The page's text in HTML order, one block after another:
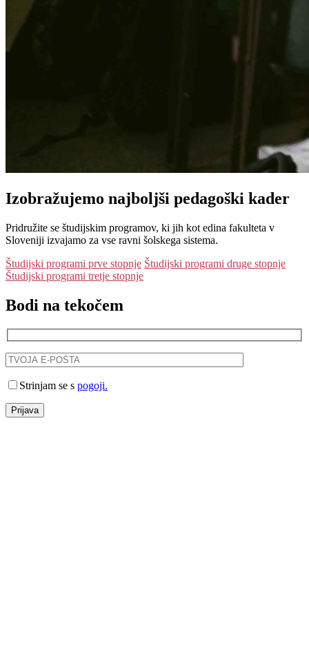
Izobražujemo najboljši pedagoški kader
Pridružite se študijskim programov, ki jih kot edina fakulteta v
Sloveniji izvajamo za vse ravni šolskega sistema.
Študijski programi prve stopnje Študijski programi druge stopnje
Študijski programi tretje stopnje
Bodi na tekočem
Strinjam se s pogoji.
Prijava